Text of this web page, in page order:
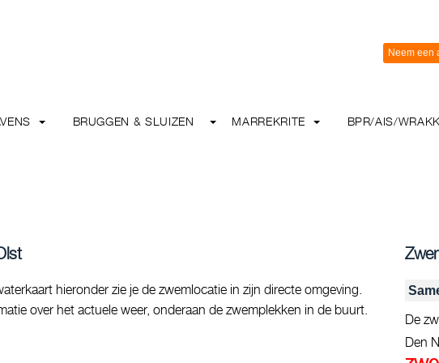
BRUGGEN & SLUIZEN MARREKRITE BPR/AIS/
hieronder zie je de zwemlocatie in zijn directe omgeving.
over het actuele weer, onderaan de zwemplekken in de buurt.
De
Den